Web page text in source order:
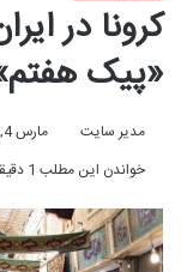
کرونا در
«پیک
مدیر سایت مارس 4, 2022
خواندن این مطلب 1 دقیقه زمان میبرد